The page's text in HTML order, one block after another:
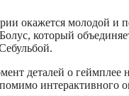
окажется молодой и
который
деталей о геймплее
интерактивного